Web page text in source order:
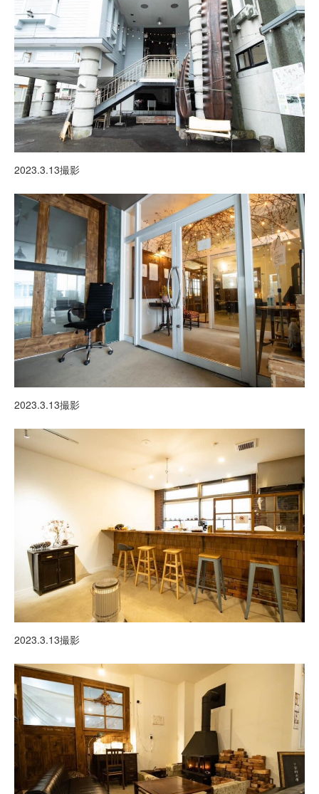
2023.3.13撮影
2023.3.13撮影
2023.3.13撮影